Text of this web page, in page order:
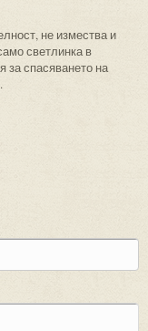
не измества и
светлинка в
за спасяването на